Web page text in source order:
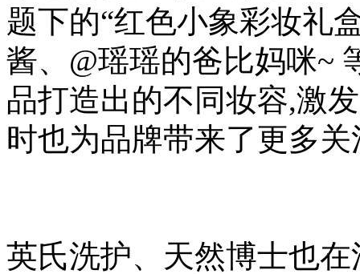
题下的“红色小象彩妆礼
酱、@瑶瑶的爸比妈咪~
品打造出的不同妆容,激
时也为品牌带来了更多关
英氏洗护、天然博士也